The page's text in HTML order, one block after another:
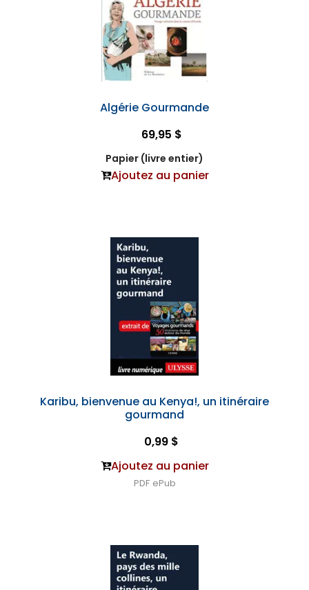
Algérie Gourmande
69,95 $
Papier (livre entier)
Ajoutez au panier
Karibu, bienvenue au Kenya!, un itinéraire
gourmand
0,99 $
Ajoutez au panier
PDF ePub